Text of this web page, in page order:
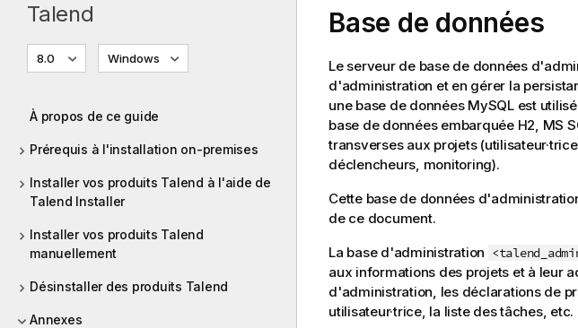
Talend
8.0 Windows
À propos de ce guide
Prérequis à l'installation on-premises
Installer vos produits Talend à l'aide de
Talend Installer
Installer vos produits Talend
manuellement
Désinstaller des produits Talend
Annexes
Base de données
Le serveur de base de données
d'administration et en gérer la
une base de données MySQL est
base de données embarquée H2, MS
transverses aux projets
déclencheurs, monitoring).
Cette base de données
de ce document.
La base d'administration
aux informations des projets et à leur
d'administration, les déclarations de
utilisateur·trice, la liste des tâches, etc.